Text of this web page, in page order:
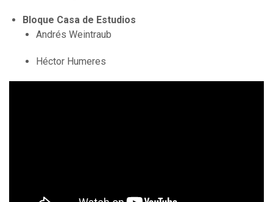
Bloque Casa de Estudios
Andrés Weintraub
Héctor Humeres